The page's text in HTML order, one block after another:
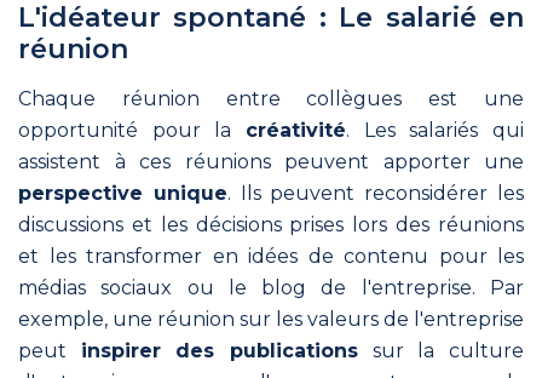
L'idéateur spontané : Le salarié en
réunion
Chaque réunion entre collègues est une
opportunité pour la créativité. Les salariés qui
assistent à ces réunions peuvent apporter une
perspective unique. Ils peuvent reconsidérer les
discussions et les décisions prises lors des réunions
et les transformer en idées de contenu pour les
médias sociaux ou le blog de l'entreprise. Par
exemple, une réunion sur les valeurs de l'entreprise
peut inspirer des publications sur la culture